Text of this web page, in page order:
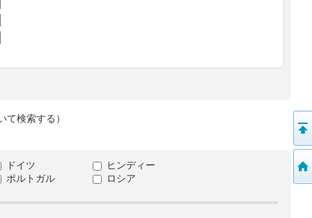
検索する）
ドイツ
ヒンディー
ポルトガル
ロシア